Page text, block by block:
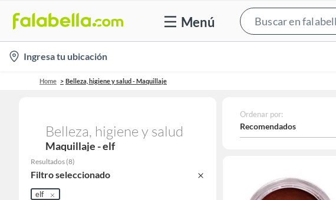
Menú
location-
icon
Ingresa tu ubicación
Home Belleza, higiene y salud - Maquillaje
Belleza, higiene y salud
Maquillaje - elf
Resultados (8)
Filtro seleccionado
elf
Ordenar por:
Recomendados